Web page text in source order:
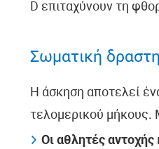
D επιταχύνουν τη
Σωματική
Η άσκηση αποτελεί
τελομερικού μήκους.
Οι αθλητές αντοχής